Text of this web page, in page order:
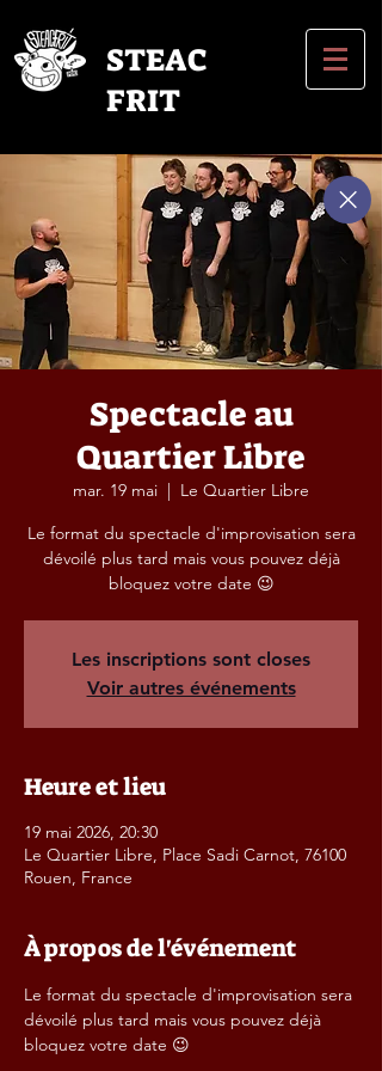
STEAC
FRIT
Spectacle au
Quartier Libre
mar. 19 mai
  |
Le Quartier Libre
Le format du spectacle d'improvisation sera
dévoilé plus tard mais vous pouvez déjà
bloquez votre date 😉
Les inscriptions sont closes
Voir autres événements
Heure et lieu
19 mai 2026, 20:30
Le Quartier Libre, Place Sadi Carnot, 76100
Rouen, France
À propos de l'événement
Le format du spectacle d'improvisation sera
dévoilé plus tard mais vous pouvez déjà
bloquez votre date 😉